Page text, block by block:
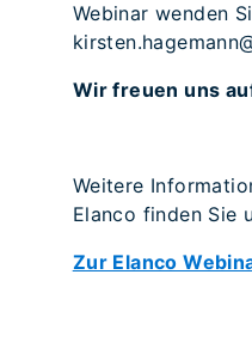
Webinar wenden
Wir freuen uns
Weitere
Elanco finden Sie
Zur Elanco